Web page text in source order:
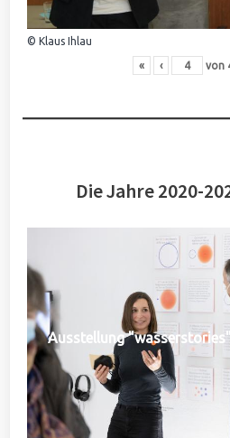
© Klaus Ihlau
« ‹ von
Die Jahre 2020-
Ausstellung